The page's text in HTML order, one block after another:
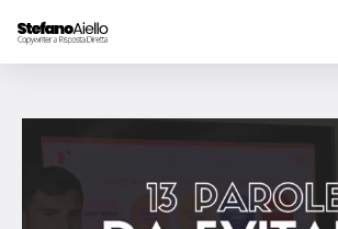
contenuto